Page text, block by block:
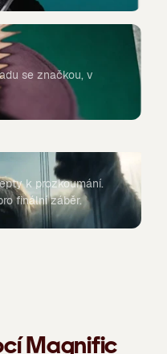
se značkou, v
k prozkoumání.
finální záběr.
Magnific